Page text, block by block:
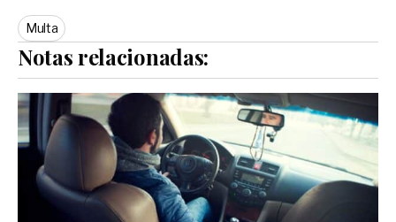
Multa
Notas relacionadas: